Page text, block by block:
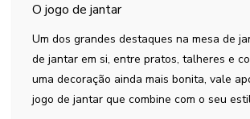
O jogo de jantar
Um dos grandes destaques na mesa de
de jantar em si, entre pratos, talheres e
uma decoração ainda mais bonita, vale
jogo de jantar que combine com o seu